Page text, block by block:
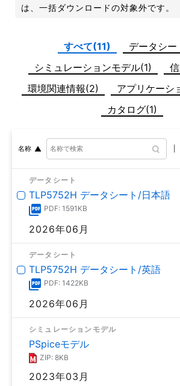
は、一括ダウンロードの対象外です。
すべて(11)
データシー
シミュレーションモデル(1)
環境関連情報(2)
アプリケーシ
カタログ(1)
名称
データシート
TLP5752H データシート/日本語
PDF: 1591KB
2026年06月
データシート
TLP5752H データシート/英語
PDF: 1422KB
2026年06月
シミュレーションモデル
PSpiceモデル
ZIP: 8KB
2023年03月